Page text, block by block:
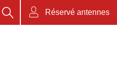
Réservé antennes